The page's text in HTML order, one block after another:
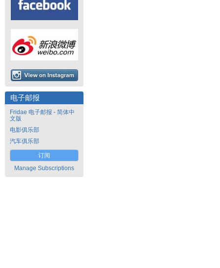
电子邮报
Fridae 电子邮报 - 简体中
文版
电影俱乐部
汽车俱乐部
订阅
Manage Subscriptions